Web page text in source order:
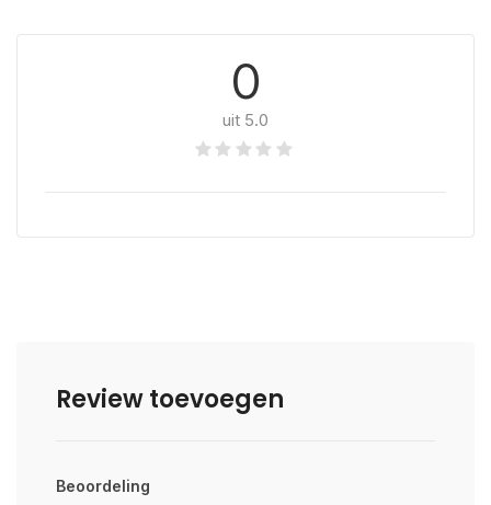
0
uit 5.0
Review toevoegen
Beoordeling